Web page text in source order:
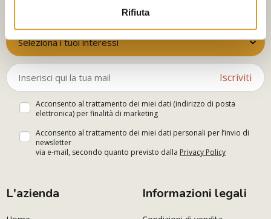
Rifiuta
Iscriviti alla newsletter
Seleziona i tuoi interessi
Iscriviti
Acconsento al trattamento dei miei dati (indirizzo di posta
elettronica) per finalità di marketing
Acconsento al trattamento dei miei dati personali per l’invio di
newsletter
via e-mail, secondo quanto previsto dalla Privacy Policy
L'azienda Informazioni legali